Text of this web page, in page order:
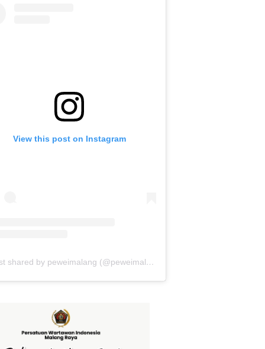
View this post on Instagram
A post shared by peweimalang (@peweimalang)